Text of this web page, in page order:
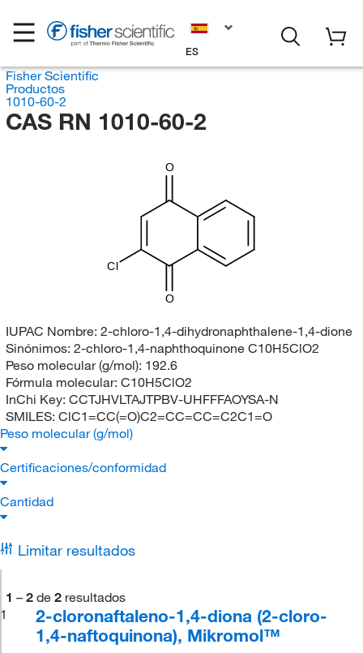
ES
Fisher Scientific
Productos
1010-60-2
CAS RN 1010-60-2
Cl
O
O
IUPAC Nombre: 2-chloro-1,4-dihydronaphthalene-1,4-dione
Sinónimos: 2-chloro-1,4-naphthoquinone C10H5ClO2
Peso molecular (g/mol): 192.6
Fórmula molecular: C10H5ClO2
InChi Key: CCTJHVLTAJTPBV-UHFFFAOYSA-N
SMILES: ClC1=CC(=O)C2=CC=CC=C2C1=O
Peso molecular (g/mol)
Certificaciones/conformidad
Cantidad
Limitar resultados
1 – 2 de 2 resultados
1
2-cloronaftaleno-1,4-diona (2-cloro-
1,4-naftoquinona), Mikromol™